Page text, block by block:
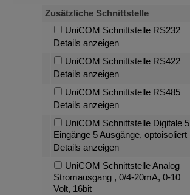
Zusätzliche Schnittstelle
UniCOM Schnittstelle RS232
Details anzeigen
UniCOM Schnittstelle RS422
Details anzeigen
UniCOM Schnittstelle RS485
Details anzeigen
UniCOM Schnittstelle Digitale 5
Eingänge 5 Ausgänge, optoisoliert
Details anzeigen
UniCOM Schnittstelle Analog
Stromausgang , 0/4-20mA, 0-10
Volt, 16bit